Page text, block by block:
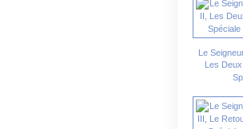
Le
Les